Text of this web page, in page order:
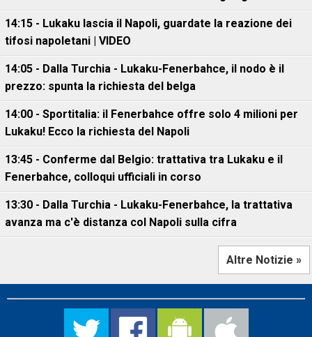
14:15 - Lukaku lascia il Napoli, guardate la reazione dei
tifosi napoletani | VIDEO
14:05 - Dalla Turchia - Lukaku-Fenerbahce, il nodo è il
prezzo: spunta la richiesta del belga
14:00 - Sportitalia: il Fenerbahce offre solo 4 milioni per
Lukaku! Ecco la richiesta del Napoli
13:45 - Conferme dal Belgio: trattativa tra Lukaku e il
Fenerbahce, colloqui ufficiali in corso
13:30 - Dalla Turchia - Lukaku-Fenerbahce, la trattativa
avanza ma c'è distanza col Napoli sulla cifra
Altre Notizie »